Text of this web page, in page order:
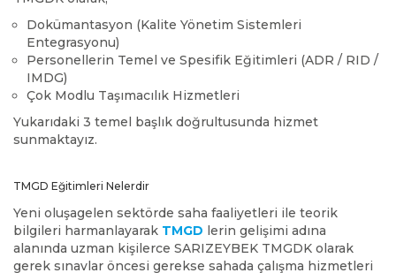
Dokümantasyon (Kalite Yönetim Sistemleri
Entegrasyonu)
Personellerin Temel ve Spesifik Eğitimleri (ADR / RID /
IMDG)
Çok Modlu Taşımacılık Hizmetleri
Yukarıdaki 3 temel başlık doğrultusunda hizmet
sunmaktayız.
TMGD Eğitimleri Nelerdir
Yeni oluşagelen sektörde saha faaliyetleri ile teorik
bilgileri harmanlayarak TMGD lerin gelişimi adına
alanında uzman kişilerce SARIZEYBEK TMGDK olarak
gerek sınavlar öncesi gerekse sahada çalışma hizmetleri